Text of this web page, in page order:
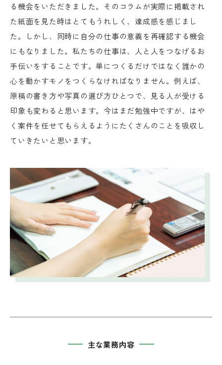
る機会をいただきました。そのコラムが実際に掲載され
た紙面を見た時はとてもうれしく、達成感を感じまし
た。しかし、同時に自分の仕事の意義を再確認する機会
にもなりました。私たちの仕事は、人と人をつなげるお
手伝いをすることです。単につくるだけではなく誰かの
心を動かすモノをつくらなければなりません。例えば、
原稿の書き方や写真の選び方ひとつで、見る人が受ける
印象も変わると思います。今はまだ勉強中ですが、はや
く案件を任せてもらえるようにたくさんのことを吸収し
ていきたいと思います。
主な業務内容